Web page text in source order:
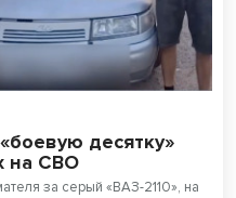
десятку»
на СВО
за серый «ВАЗ-2110», на